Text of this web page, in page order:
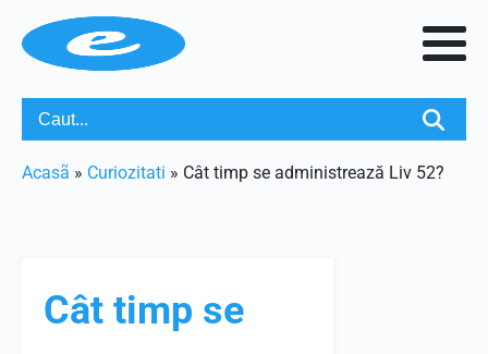
Acasã » Curiozitati » Cât timp se administrează Liv 52?
Cât timp se